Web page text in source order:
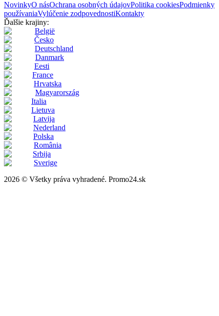
NovinkyO násOchrana osobných údajovPolitika cookiesPodmienky
používaniaVylúčenie zodpovednostiKontakty
Ďalšie krajiny:
België
Česko
Deutschland
Danmark
Eesti
France
Hrvatska
Magyarország
Italia
Lietuva
Latvija
Nederland
Polska
România
Srbija
Sverige
2026 © Všetky práva vyhradené. Promo24.sk